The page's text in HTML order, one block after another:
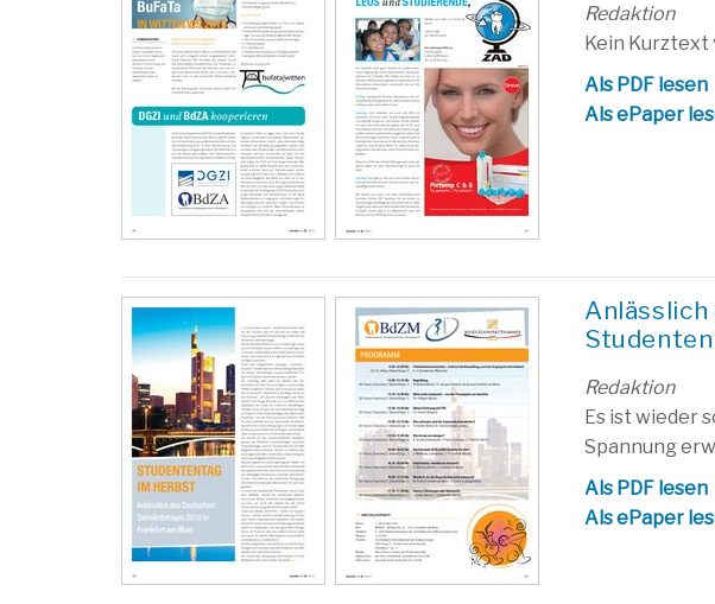
Redaktion
Kein Kurztext
Als PDF lesen
Als ePaper
Redaktion
Es ist wieder
Spannung
Als PDF lesen
Als ePaper